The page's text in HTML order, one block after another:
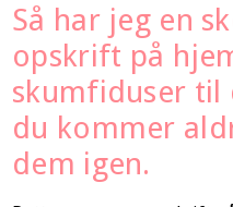
Så har jeg en
opskrift på
skumfiduser til
du kommer
dem igen.